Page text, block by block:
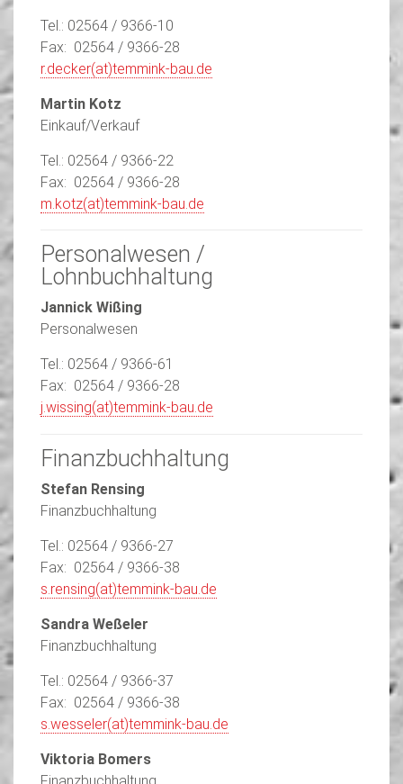
Tel.: 02564 / 9366-10
Fax: 02564 / 9366-28
r.decker(at)temmink-bau.de
Martin Kotz
Einkauf/Verkauf
Tel.: 02564 / 9366-22
Fax: 02564 / 9366-28
m.kotz(at)temmink-bau.de
Personalwesen /
Lohnbuchhaltung
Jannick Wißing
Personalwesen
Tel.: 02564 / 9366-61
Fax: 02564 / 9366-28
j.wissing(at)temmink-bau.de
Finanzbuchhaltung
Stefan Rensing
Finanzbuchhaltung
Tel.: 02564 / 9366-27
Fax: 02564 / 9366-38
s.rensing(at)temmink-bau.de
Sandra Weßeler
Finanzbuchhaltung
Tel.: 02564 / 9366-37
Fax: 02564 / 9366-38
s.wesseler(at)temmink-bau.de
Viktoria Bomers